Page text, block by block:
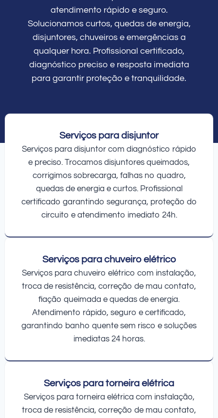
atendimento rápido e seguro.
Solucionamos curtos, quedas de energia,
disjuntores, chuveiros e emergências a
qualquer hora. Profissional certificado,
diagnóstico preciso e resposta imediata
para garantir proteção e tranquilidade.
Serviços para disjuntor
Serviços para disjuntor com diagnóstico rápido
e preciso. Trocamos disjuntores queimados,
corrigimos sobrecarga, falhas no quadro,
quedas de energia e curtos. Profissional
certificado garantindo segurança, proteção do
circuito e atendimento imediato 24h.
Serviços para chuveiro elétrico
Serviços para chuveiro elétrico com instalação,
troca de resistência, correção de mau contato,
fiação queimada e quedas de energia.
Atendimento rápido, seguro e certificado,
garantindo banho quente sem risco e soluções
imediatas 24 horas.
Serviços para torneira elétrica
Serviços para torneira elétrica com instalação,
troca de resistência, correção de mau contato,